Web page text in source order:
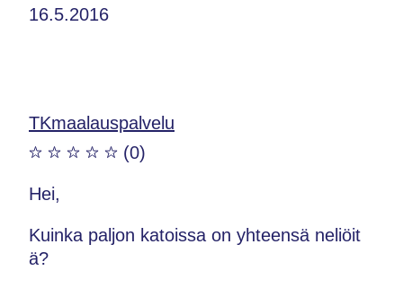
16.5.2016
TKmaalauspalvelu
(0)
Hei,
Kuinka paljon katoissa on yhteensä neliöit
ä?